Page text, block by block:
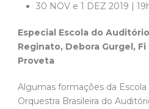
30 NOV e 1 DEZ 2019 |
Especial Escola do
Reginato, Debora Gurgel,
Proveta
Algumas formações da
Orquestra Brasileira do